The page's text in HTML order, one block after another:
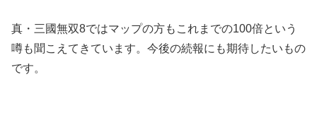
真・三國無双8ではマップの方もこれまでの100倍という
噂も聞こえてきています。今後の続報にも期待したいもの
です。